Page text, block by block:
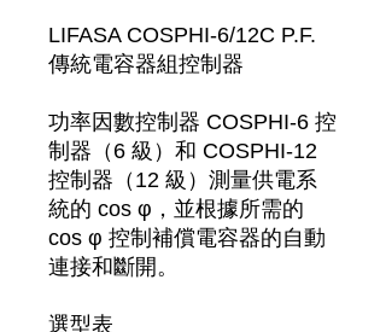
LIFASA COSPHI-6/12C P.F.
傳統電容器組控制器
功率因數控制器 COSPHI-6 控
制器（6 級）和 COSPHI-12
控制器（12 級）測量供電系
統的 cos φ，並根據所需的
cos φ 控制補償電容器的自動
連接和斷開。
選型表